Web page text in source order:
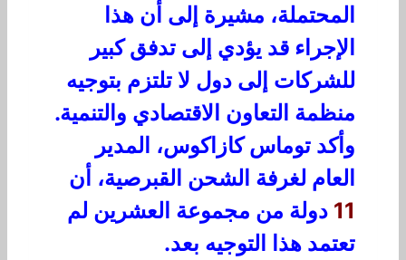
المحتملة، مشيرة إلى أن هذا
الإجراء قد يؤدي إلى تدفق كبير
للشركات إلى دول لا تلتزم بتوجيه
منظمة التعاون الاقتصادي والتنمية.
وأكد توماس كازاكوس، المدير
العام لغرفة الشحن القبرصية، أن
11 دولة من مجموعة العشرين لم
تعتمد هذا التوجيه بعد.